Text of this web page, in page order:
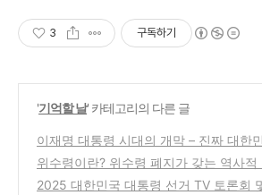
3 구독하기
'기억할 날' 카테고리의 다른 글
이재명 대통령 시대의 개막 – 진짜 대한
시작되다.
(1)
위수령이란? 위수령 폐지가 갖는 역사적
(7)
2025 대한민국 대통령 선거 TV 토론회